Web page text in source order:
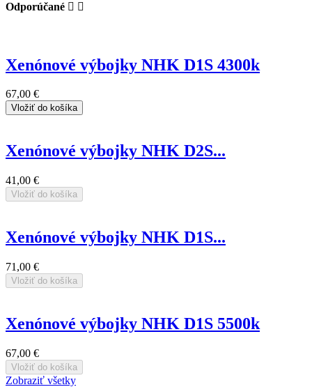
Odporúčané  
Xenónové výbojky NHK D1S 4300k
67,00 €
Vložiť do košíka
Xenónové výbojky NHK D2S...
41,00 €
Vložiť do košíka
Xenónové výbojky NHK D1S...
71,00 €
Vložiť do košíka
Xenónové výbojky NHK D1S 5500k
67,00 €
Vložiť do košíka
Zobraziť všetky